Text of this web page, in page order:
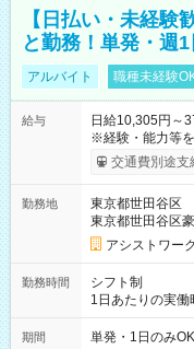
【日払い・未経験
と勤務！単発・週
アルバイト 職種未経験
給与
日給10,305円～
※経験・能力等を考
間】試用期間なし
交通費別途支
勤務地
東京都世田谷区
東京都世田谷区
アシストワー
勤務時間
シフト制
1日あたりの実
勤務 勤務：月・水・金
可能です！ ※1日あたりの最大実働時間は日勤、夜勤共に勤務し
期間 単発・1日のみOK